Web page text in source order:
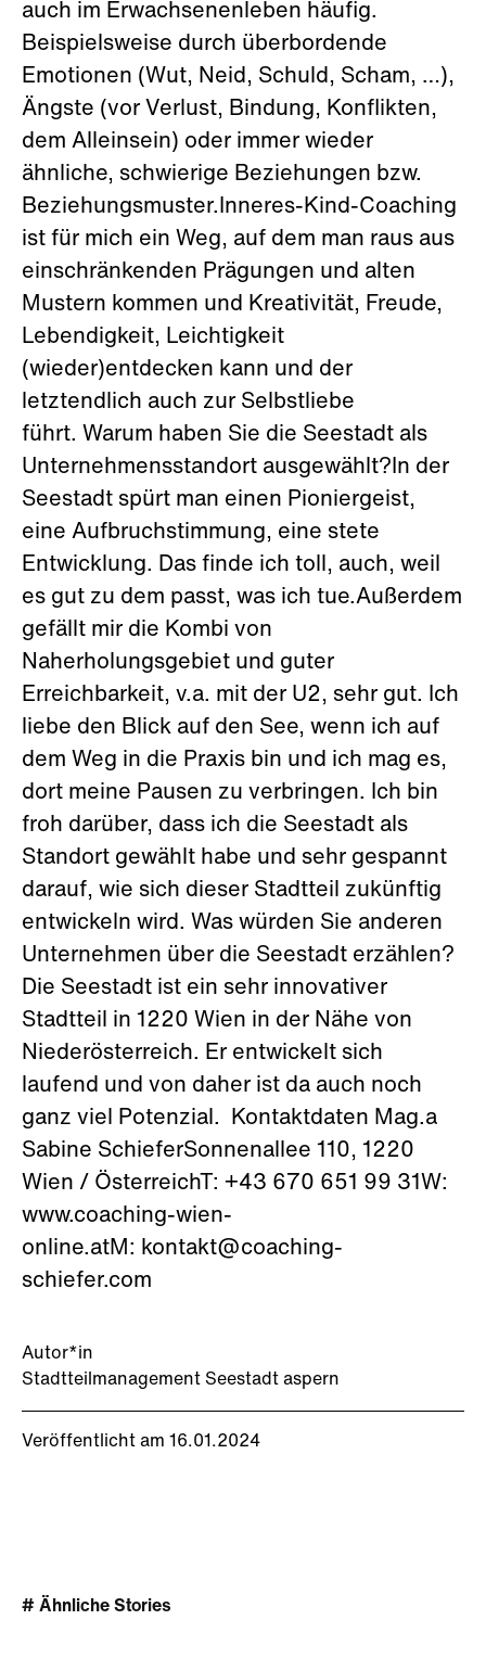
Autor*in
Stadtteilmanagement Seestadt aspern
Veröffentlicht am 16.01.2024
auch im Erwachsenenleben häufig.
Beispielsweise durch überbordende
Emotionen (Wut, Neid, Schuld, Scham, …),
Ängste (vor Verlust, Bindung, Konflikten,
dem Alleinsein) oder immer wieder
ähnliche, schwierige Beziehungen bzw.
Beziehungsmuster.Inneres-Kind-Coaching
ist für mich ein Weg, auf dem man raus aus
einschränkenden Prägungen und alten
Mustern kommen und Kreativität, Freude,
Lebendigkeit, Leichtigkeit
(wieder)entdecken kann und der
letztendlich auch zur Selbstliebe
führt. Warum haben Sie die Seestadt als
Unternehmensstandort ausgewählt?In der
Seestadt spürt man einen Pioniergeist,
eine Aufbruchstimmung, eine stete
Entwicklung. Das finde ich toll, auch, weil
es gut zu dem passt, was ich tue.Außerdem
gefällt mir die Kombi von
Naherholungsgebiet und guter
Erreichbarkeit, v.a. mit der U2, sehr gut. Ich
liebe den Blick auf den See, wenn ich auf
dem Weg in die Praxis bin und ich mag es,
dort meine Pausen zu verbringen. Ich bin
froh darüber, dass ich die Seestadt als
Standort gewählt habe und sehr gespannt
darauf, wie sich dieser Stadtteil zukünftig
entwickeln wird. Was würden Sie anderen
Unternehmen über die Seestadt erzählen?
Die Seestadt ist ein sehr innovativer
Stadtteil in 1220 Wien in der Nähe von
Niederösterreich. Er entwickelt sich
laufend und von daher ist da auch noch
ganz viel Potenzial. Kontaktdaten Mag.a
Sabine SchieferSonnenallee 110, 1220
Wien / ÖsterreichT: ‪+43 670 651 99 31W:
www.coaching-wien-
online.atM: kontakt@coaching-
schiefer.com
# Ähnliche Stories